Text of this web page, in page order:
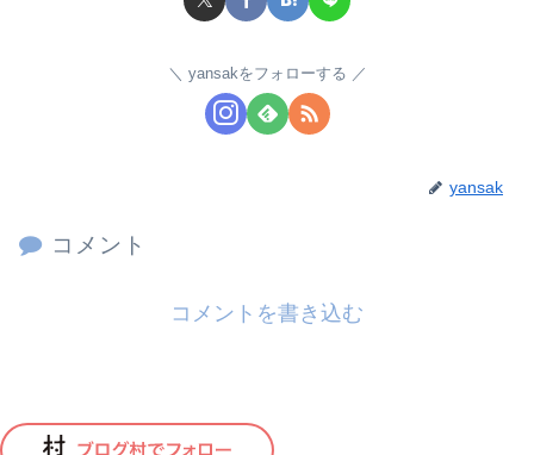
yansakをフォローする
yansak
コメント
コメントを書き込む